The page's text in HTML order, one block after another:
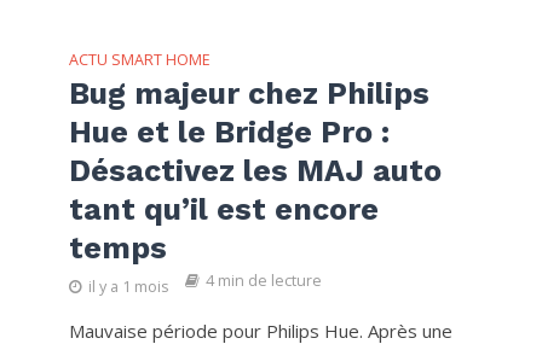
ACTU SMART HOME
Bug majeur chez Philips
Hue et le Bridge Pro :
Désactivez les MAJ auto
tant qu’il est encore
temps
il y a 1 mois 4 min de lecture
Mauvaise période pour Philips Hue. Après une